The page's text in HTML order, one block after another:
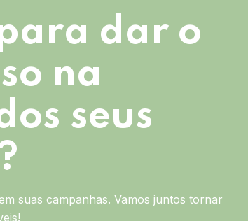
dar o
na
seus
suas campanhas. Vamos juntos tornar